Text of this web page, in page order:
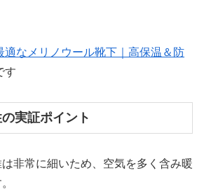
適なメリノウール靴下｜高保温＆防
す
実証ポイント
非常に細いため、空気を多く含み暖